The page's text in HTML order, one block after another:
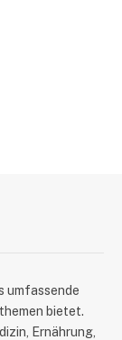
umfassende
bietet.
Ernährung,